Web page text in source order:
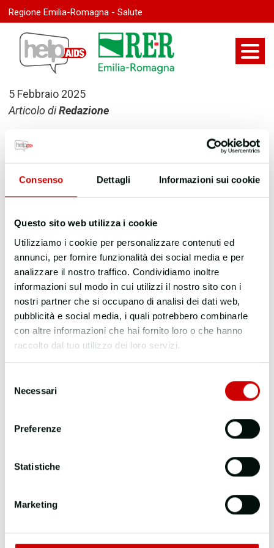
Consenso Dettagli Informazioni sui cookie
Questo sito web utilizza i cookie
Utilizziamo i cookie per personalizzare contenuti ed
annunci, per fornire funzionalità dei social media e per
analizzare il nostro traffico. Condividiamo inoltre
informazioni sul modo in cui utilizzi il nostro sito con i
nostri partner che si occupano di analisi dei dati web,
pubblicità e social media, i quali potrebbero combinarle
con altre informazioni che hai fornito loro o che hanno
raccolto dal tuo utilizzo dei loro servizi.
delNecessari
Preferenze
Statistiche
Marketing
Regione Emilia-Romagna - Salute
5 Febbraio 2025
Articolo diRedazione
Ultima modifica:
Chi siamo